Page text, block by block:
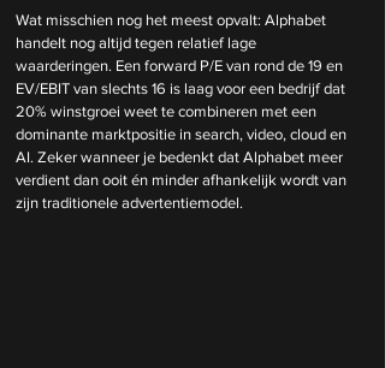
Wat misschien nog het meest opvalt: Alphabet
handelt nog altijd tegen relatief lage
waarderingen. Een forward P/E van rond de 19 en
EV/EBIT van slechts 16 is laag voor een bedrijf dat
20% winstgroei weet te combineren met een
dominante marktpositie in search, video, cloud en
AI. Zeker wanneer je bedenkt dat Alphabet meer
verdient dan ooit én minder afhankelijk wordt van
zijn traditionele advertentiemodel.